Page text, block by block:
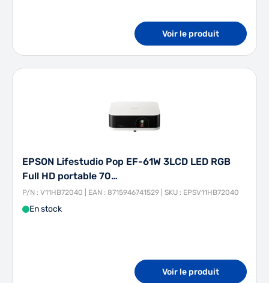
Voir le produit
EPSON Lifestudio Pop EF-61W 3LCD LED RGB
Full HD portable 70…
P/N : V11HB72040 | EAN : 8715946741529 | SKU : EPSV11HB72040
En stock
Voir le produit